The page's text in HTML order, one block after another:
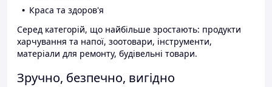
Краса та здоров'я
Серед категорій, що найбільше зростають: продукти
харчування та напої, зоотовари, інструменти,
матеріали для ремонту, будівельні товари.
Зручно, безпечно, вигідно